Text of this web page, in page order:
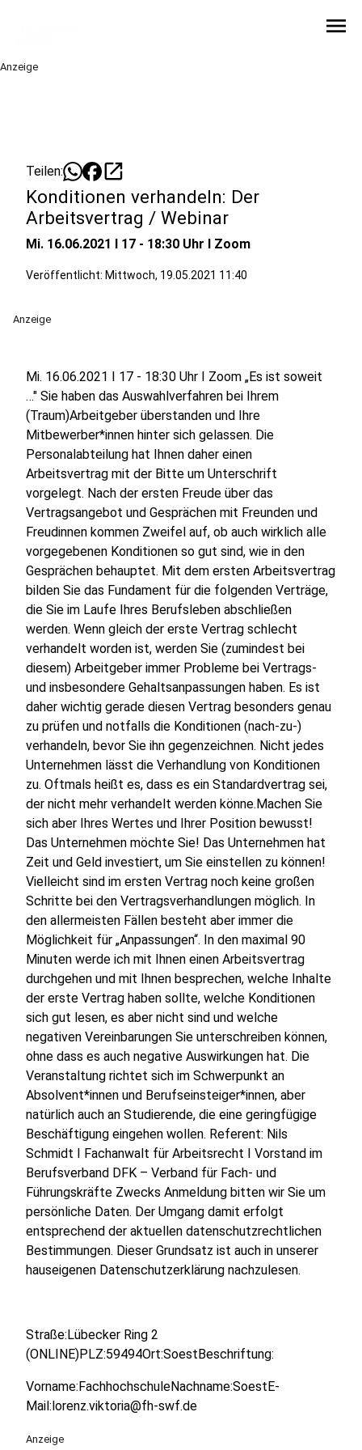
menu
Anzeige
Teilen: open_in_new
Konditionen verhandeln: Der
Arbeitsvertrag / Webinar
Mi. 16.06.2021 I 17 - 18:30 Uhr I Zoom
Veröffentlicht: Mittwoch, 19.05.2021 11:40
Anzeige
Mi. 16.06.2021 I 17 - 18:30 Uhr I Zoom „Es ist soweit
…" Sie haben das Auswahlverfahren bei Ihrem
(Traum)Arbeitgeber überstanden und Ihre
Mitbewerber*innen hinter sich gelassen. Die
Personalabteilung hat Ihnen daher einen
Arbeitsvertrag mit der Bitte um Unterschrift
vorgelegt. Nach der ersten Freude über das
Vertragsangebot und Gesprächen mit Freunden und
Freudinnen kommen Zweifel auf, ob auch wirklich alle
vorgegebenen Konditionen so gut sind, wie in den
Gesprächen behauptet. Mit dem ersten Arbeitsvertrag
bilden Sie das Fundament für die folgenden Verträge,
die Sie im Laufe Ihres Berufsleben abschließen
werden. Wenn gleich der erste Vertrag schlecht
verhandelt worden ist, werden Sie (zumindest bei
diesem) Arbeitgeber immer Probleme bei Vertrags-
und insbesondere Gehaltsanpassungen haben. Es ist
daher wichtig gerade diesen Vertrag besonders genau
zu prüfen und notfalls die Konditionen (nach-zu-)
verhandeln, bevor Sie ihn gegenzeichnen. Nicht jedes
Unternehmen lässt die Verhandlung von Konditionen
zu. Oftmals heißt es, dass es ein Standardvertrag sei,
der nicht mehr verhandelt werden könne.Machen Sie
sich aber Ihres Wertes und Ihrer Position bewusst!
Das Unternehmen möchte Sie! Das Unternehmen hat
Zeit und Geld investiert, um Sie einstellen zu können!
Vielleicht sind im ersten Vertrag noch keine großen
Schritte bei den Vertragsverhandlungen möglich. In
den allermeisten Fällen besteht aber immer die
Möglichkeit für „Anpassungen“. In den maximal 90
Minuten werde ich mit Ihnen einen Arbeitsvertrag
durchgehen und mit Ihnen besprechen, welche Inhalte
der erste Vertrag haben sollte, welche Konditionen
sich gut lesen, es aber nicht sind und welche
negativen Vereinbarungen Sie unterschreiben können,
ohne dass es auch negative Auswirkungen hat. Die
Veranstaltung richtet sich im Schwerpunkt an
Absolvent*innen und Berufseinsteiger*innen, aber
natürlich auch an Studierende, die eine geringfügige
Beschäftigung eingehen wollen. Referent: Nils
Schmidt I Fachanwalt für Arbeitsrecht I Vorstand im
Berufsverband DFK – Verband für Fach- und
Führungskräfte Zwecks Anmeldung bitten wir Sie um
persönliche Daten. Der Umgang damit erfolgt
entsprechend der aktuellen datenschutzrechtlichen
Bestimmungen. Dieser Grundsatz ist auch in unserer
hauseigenen Datenschutzerklärung nachzulesen.
Straße:Lübecker Ring 2
(ONLINE)PLZ:59494Ort:SoestBeschriftung:
Vorname:FachhochschuleNachname:SoestE-
Mail:lorenz.viktoria@fh-swf.de
Anzeige